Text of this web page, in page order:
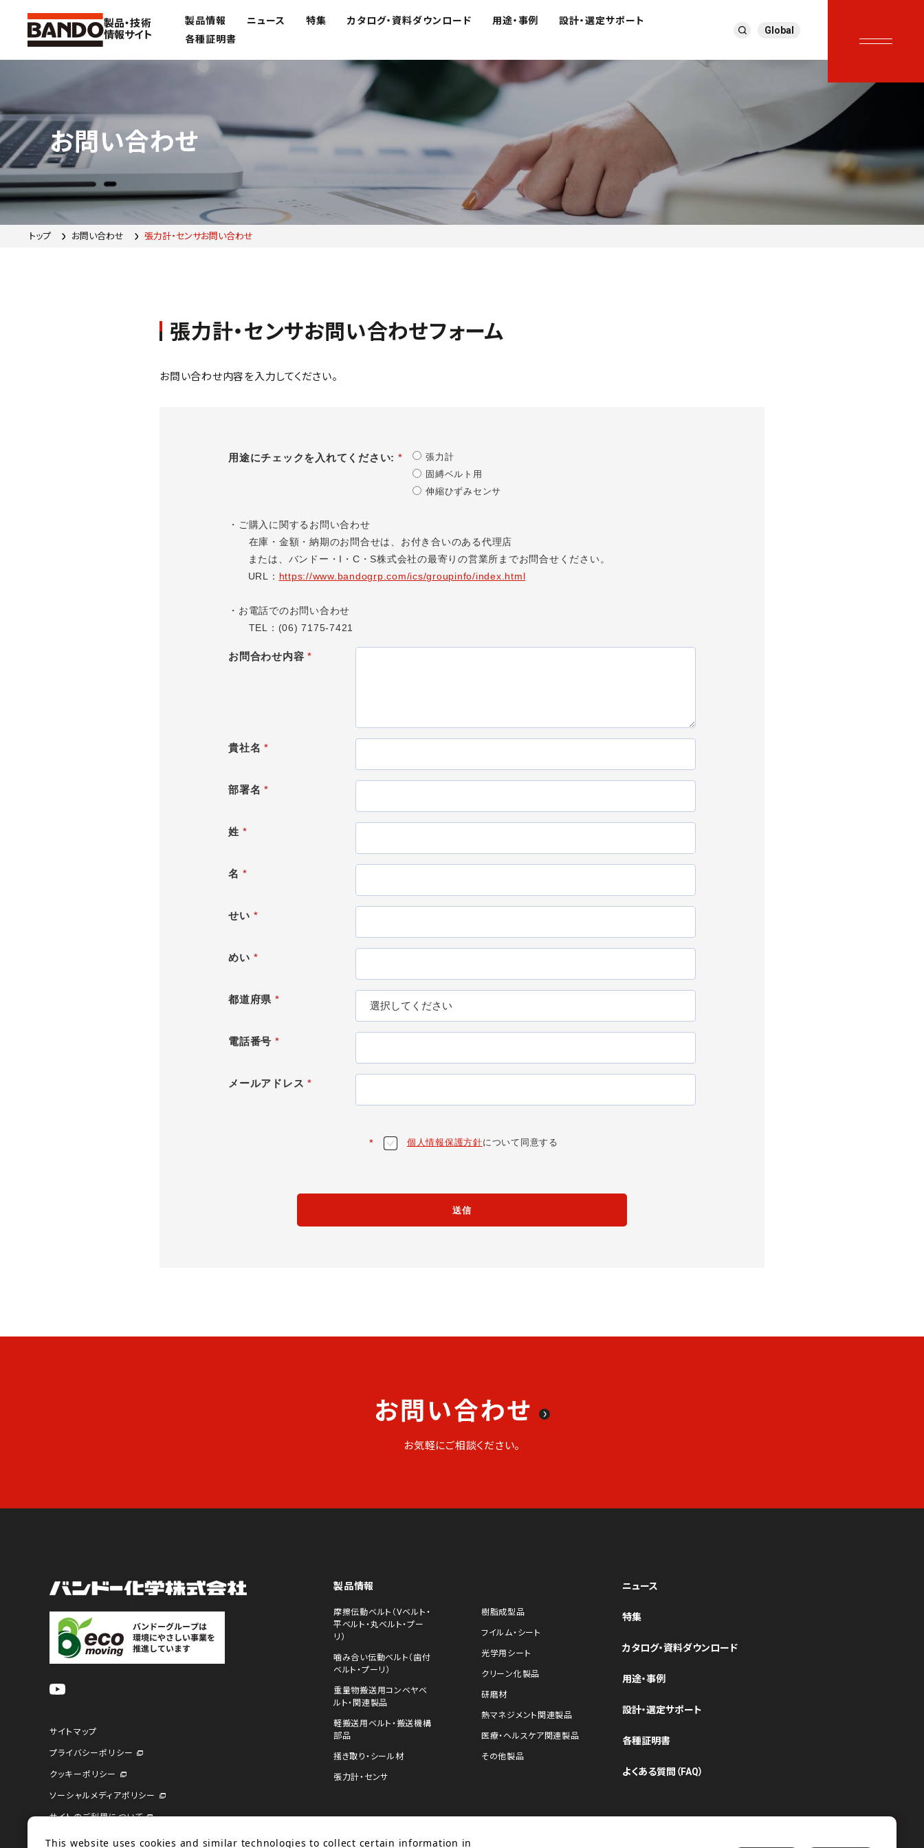
製品・技術
情報サイト
製品情報 ニュース 特集 カタログ・資料ダウンロード 用途・事例
設計・選定サポート
各種証明書
Global
お問い合わせ
トップ お問い合わせ 張力計・センサお問い合わせ
張力計・センサお問い合わせフォーム
お問い合わせ内容を入力してください。
*
用途にチェックを入れてください:
張力計
固縛ベルト用
伸縮ひずみセンサ
・ご購入に関するお問い合わせ
在庫・金額・納期のお問合せは、お付き合いのある代理店
または、バンドー・I・C・S株式会社の最寄りの営業所までお問合せください。
URL： https://www.bandogrp.com/ics/groupinfo/index.html
・お電話でのお問い合わせ
TEL：(06) 7175-7421
*
お問合わせ内容
*
貴社名
*
部署名
*
姓
*
名
*
せい
*
めい
*
都道府県
*
電話番号
*
メールアドレス
* 個人情報保護方針について同意する
送信
お問い合わせ
お気軽にご相談ください。
サイトマップ
プライバシーポリシー
クッキーポリシー
ソーシャルメディアポリシー
サイトのご利用について
企業サイト
製品情報
摩擦伝動ベルト（Vベルト・
平ベルト・丸ベルト・プー
リ）
噛み合い伝動ベルト（歯付
ベルト・プーリ）
重量物搬送用コンベヤベ
ルト・関連製品
軽搬送用ベルト・搬送機構
部品
掻き取り・シール材
張力計・センサ
樹脂成型品
フイルム・シート
光学用シート
クリーン化製品
研磨材
熱マネジメント関連製品
医療・ヘルスケア関連製品
その他製品
ニュース
特集
カタログ・資料ダウンロード
用途・事例
設計・選定サポート
各種証明書
よくある質問（FAQ）
This website uses cookies and similar technologies to collect certain information in